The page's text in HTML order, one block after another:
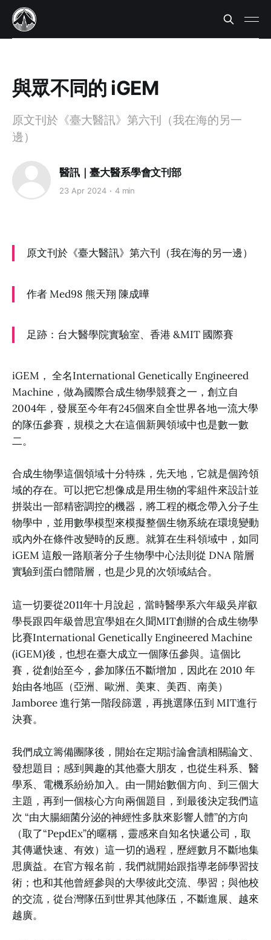
與眾不同的 iGEM
原文刊於《臺大醫訊》第六刊（我在海的另一
邊）
醫訊｜臺大醫系學會文刊部
23 Apr 2024 4 min
原文刊於《臺大醫訊》第六刊（我在海的另一邊）
作者 Med98 熊天翔 陳成曄
足跡：台大醫學院實驗室、香港 &MIT 國際賽
iGEM， 全名International Genetically Engineered
Machine，做為國際合成生物學競賽之一，創立自
2004年，發展至今年有245個來自全世界各地一流大學
的隊伍參賽，規模之大在這個新興領域中也是數一數
二。
合成生物學這個領域十分特殊，先天地，它就是個跨領
域的存在。可以把它想像成是用生物的零組件來設計並
拼裝出一部精密調控的機器，將工程的概念帶入分子生
物學中，並用數學模型來模擬整個生物系統在環境變動
或內外在條件改變時的反應。就算在生科領域中，如同
iGEM 這般一路順著分子生物學中心法則從 DNA 階層
實驗到蛋白體階層，也是少見的次領域結合。
這一切要從2011年十月說起，當時醫學系六年級吳岸叡
學長跟四年級曾思宜學姐在久聞MIT創辦的合成生物學
比賽International Genetically Engineered Machine
(iGEM)後，也想在臺大成立一個隊伍參與。這個比
賽，從創始至今，參加隊伍不斷增加，因此在 2010 年
始由各地區（亞洲、歐洲、美東、美西、南美）
Jamboree 進行第一階段篩選，再挑選隊伍到 MIT進行
決賽。
我們成立籌備團隊後，開始在定期討論會讀相關論文、
發想題目；感到興趣的其他臺大朋友，也從生科系、醫
學系、電機系紛紛加入。由一開始數個方向、到三個大
主題，再到一個核心方向兩個題目，到最後決定我們這
次 “由大腸細菌分泌的神經性多肽來影響人體”的方向
（取了“PepdEx”的暱稱，靈感來自知名快遞公司，取
其傳遞快速、有效）這一切的過程，歷經數月不斷地集
思廣益。在官方報名前，我們就開始跟指導老師學習技
術；也和其他曾經參與的大學彼此交流、學習；與他校
的交流，從台灣隊伍到世界其他隊伍，不斷進展、越來
越廣。